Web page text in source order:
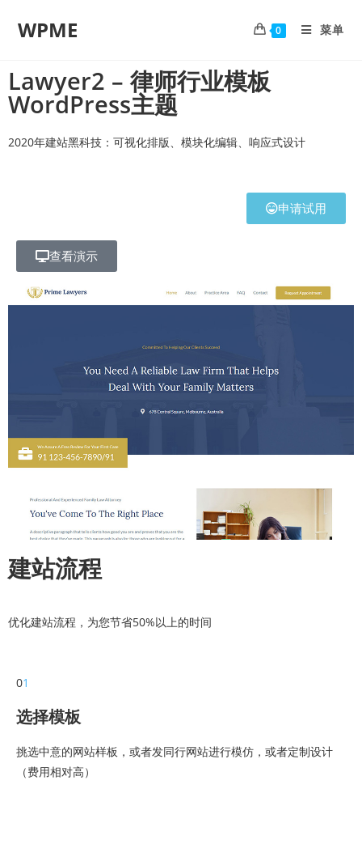
WPME 0 菜单
Lawyer2 – 律师行业模板
WordPress主题
2020年建站黑科技：可视化排版、模块化编辑、响应式设计
申请试用
查看演示
建站流程
优化建站流程，为您节省50%以上的时间
01
选择模板
挑选中意的网站样板，或者发同行网站进行模仿，或者定制设计
（费用相对高）